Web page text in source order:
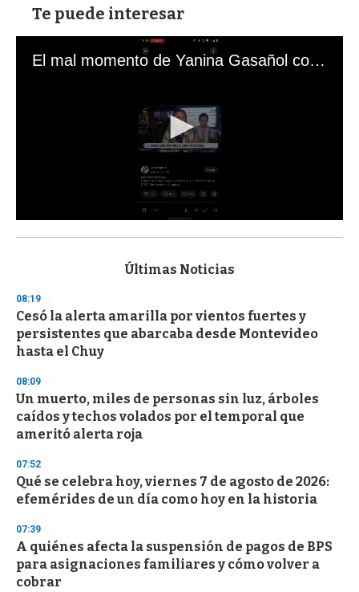
Te puede interesar
El mal momento de Yanina Gasañol con un hincha argentino en "Subrayado"
s
d
s
o
f
3
s
e
c
o
n
Últimas Noticias
08:19
Cesó la alerta amarilla por vientos fuertes y
persistentes que abarcaba desde Montevideo
hasta el Chuy
08:09
Un muerto, miles de personas sin luz, árboles
caídos y techos volados por el temporal que
ameritó alerta roja
07:52
Qué se celebra hoy, viernes 7 de agosto de 2026:
efemérides de un día como hoy en la historia
07:39
A quiénes afecta la suspensión de pagos de BPS
para asignaciones familiares y cómo volver a
cobrar